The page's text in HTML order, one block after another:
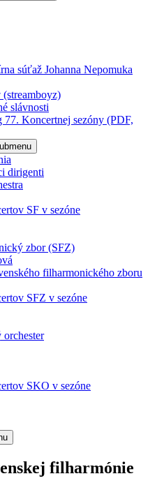
súťaž Johanna Nepomuka
slávnosti
77. Koncertnej sezóny (PDF,
dirigenti
SF v sezóne
zbor (SFZ)
filharmonického zboru
SFZ v sezóne
SKO v sezóne
filharmónie